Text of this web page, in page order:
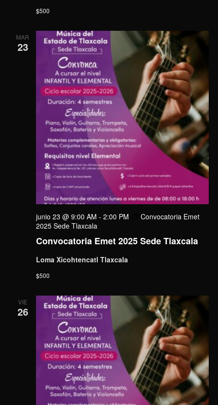
$500
MAR
23
Convocatoria Emet 2025 Sede Tlaxcala
junio 23 @ 9:00 AM - 2:00 PM
Convocatoria Emet
2025 Sede Tlaxcala
Loma Xicohtencatl Tlaxcala
$500
VIE
26